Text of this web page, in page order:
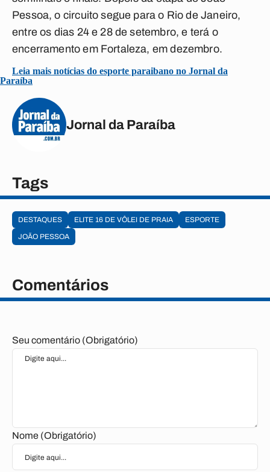
Pessoa, o circuito segue para o Rio de Janeiro,
entre os dias 24 e 28 de setembro, e terá o
encerramento em Fortaleza, em dezembro.
Leia mais notícias do esporte paraibano no Jornal da
Paraíba
Jornal da Paraíba
Tags
DESTAQUES ELITE 16 DE VÔLEI DE PRAIA
ESPORTE
JOÃO PESSOA
Comentários
Seu comentário (Obrigatório)
Nome (Obrigatório)